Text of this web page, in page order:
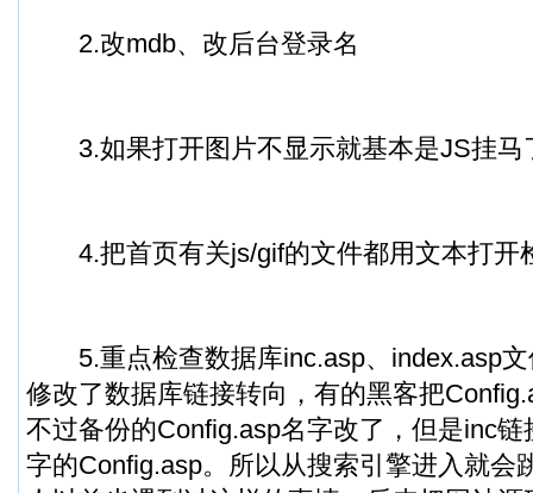
2.改mdb、改后台登录名
3.如果打开图片不显示就基本是JS挂马
4.把首页有关js/gif的文件都用文本打开
5.重点检查数据库inc.asp、index.asp文
修改了数据库链接转向，有的黑客把
不过备份的Config.asp名字改了，但是inc
字的Config.asp。所以从搜索引擎进入就会